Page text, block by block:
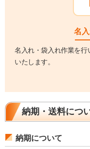
名
名入れ・袋入れ作業を
いたします。
納期・送料につ
納期について